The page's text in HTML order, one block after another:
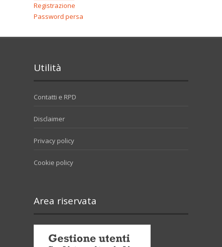
Registrazione
Password persa
Utilità
Contatti e RPD
Disclaimer
Privacy policy
Cookie policy
Area riservata